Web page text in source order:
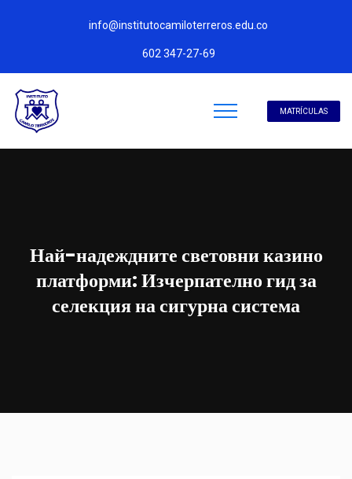
info@institutocamiloterreros.edu.co
602 347-27-69
MATRÍCULAS
Най-надеждните световни казино
платформи: Изчерпателно гид за
селекция на сигурна система